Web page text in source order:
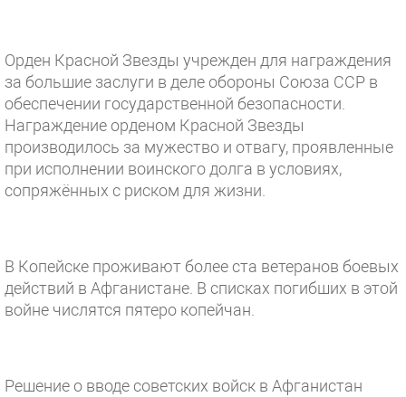
Орден Красной Звезды учрежден для награждения
за большие заслуги в деле обороны Союза ССР в
обеспечении государственной безопасности.
Награждение орденом Красной Звезды
производилось за мужество и отвагу, проявленные
при исполнении воинского долга в условиях,
сопряжённых с риском для жизни.
В Копейске проживают более ста ветеранов боевых
действий в Афганистане. В списках погибших в этой
войне числятся пятеро копейчан.
Решение о вводе советских войск в Афганистан